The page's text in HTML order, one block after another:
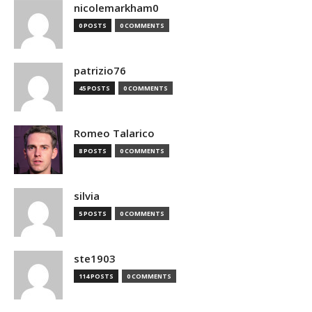
nicolemarkham0
0 POSTS 0 COMMENTS
patrizio76
45 POSTS 0 COMMENTS
Romeo Talarico
8 POSTS 0 COMMENTS
silvia
5 POSTS 0 COMMENTS
ste1903
114 POSTS 0 COMMENTS